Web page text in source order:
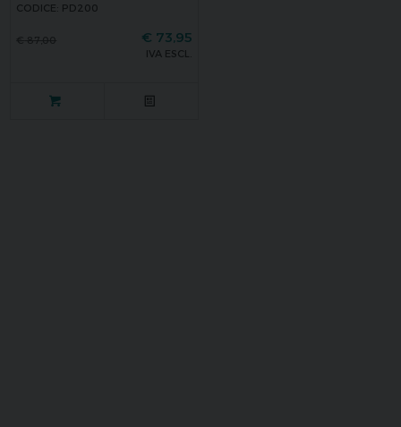
CODICE: PD200
€ 73,95
IVA ESCL.